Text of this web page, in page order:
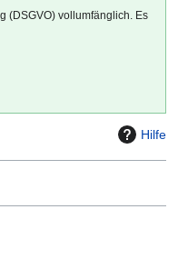
(DSGVO) vollumfänglich. Es
Hilfe